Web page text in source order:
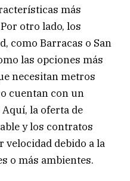
más
otro lado, los
como Barracas o San
las opciones más
necesitan metros
cuentan con un
la oferta de
y los contratos
velocidad debido a la
o más ambientes.